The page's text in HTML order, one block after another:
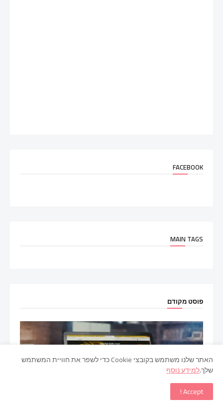
FACEBOOK
MAIN TAGS
פוסט מקודם
האתר שלנו משתמש בקובצי Cookie כדי לשפר את חוויית המשתמש
שלך.למידע נוסף
Accept !